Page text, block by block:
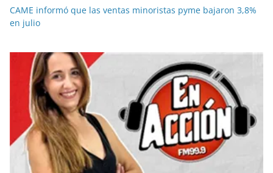
CAME informó que las ventas minoristas pyme bajaron 3,8%
en julio